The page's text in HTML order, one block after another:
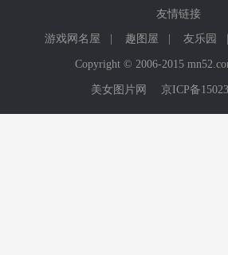
友情链接
游戏网名屋
| 趣图屋 | 友乐园 |
Copyright © 2006-2015
美女图片网
京ICP备